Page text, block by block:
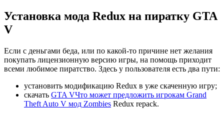
Установка мода Redux на пиратку GTA
V
Если с деньгами беда, или по какой-то причине нет желания
покупать лицензионную версию игры, на помощь приходит
всеми любимое пиратство. Здесь у пользователя есть два пути:
установить модификацию Redux в уже скаченную игру;
скачать GTA VЧто может предложить игрокам Grand
Theft Auto V мод Zombies Redux repack.